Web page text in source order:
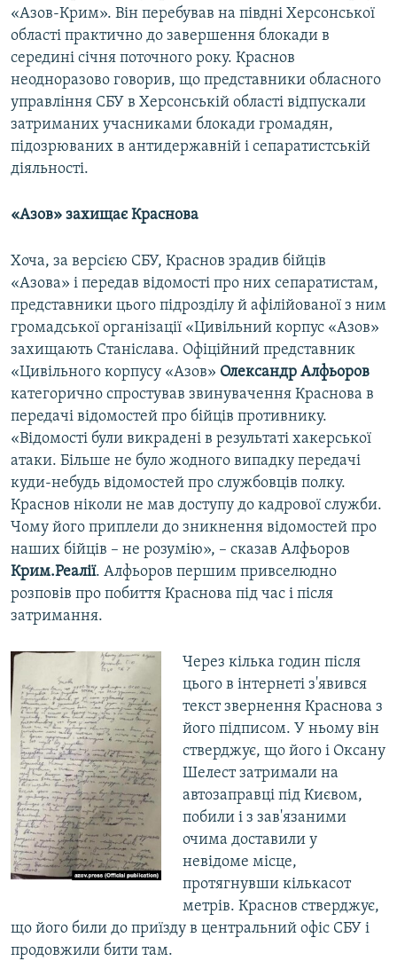
«Азов-Крим». Він перебував на півдні Херсонської
області практично до завершення блокади в
середині січня поточного року. Краснов
неодноразово говорив, що представники обласного
управління СБУ в Херсонській області відпускали
затриманих учасниками блокади громадян,
підозрюваних в антидержавній і сепаратистській
діяльності.
«Азов» захищає Краснова
Хоча, за версією СБУ, Краснов зрадив бійців
«Азова» і передав відомості про них сепаратистам,
представники цього підрозділу й афілійованої з ним
громадської організації «Цивільний корпус «Азов»
захищають Станіслава. Офіційний представник
«Цивільного корпусу «Азов» Олександр Алфьоров
категорично спростував звинувачення Краснова в
передачі відомостей про бійців противнику.
«Відомості були викрадені в результаті хакерської
атаки. Більше не було жодного випадку передачі
куди-небудь відомостей про службовців полку.
Краснов ніколи не мав доступу до кадрової служби.
Чому його приплели до зникнення відомостей про
наших бійців – не розумію», – сказав Алфьоров
Крим.Реалії. Алфьоров першим привселюдно
розповів про побиття Краснова під час і після
затримання.
Через кілька годин після
цього в інтернеті з'явився
текст звернення Краснова з
його підписом. У ньому він
стверджує, що його і Оксану
Шелест затримали на
автозаправці під Києвом,
побили і з зав'язаними
очима доставили у
невідоме місце,
протягнувши кількасот
метрів. Краснов стверджує,
що його били до приїзду в центральний офіс СБУ і
продовжили бити там.